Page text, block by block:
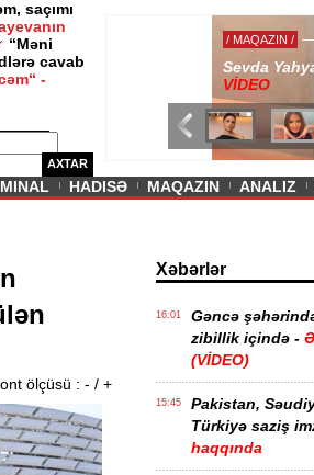
saçımı
“Məni
cavab
-
AXTAR
— 11 İyul 2026
Sevda Yahyayevanın
HADISƏ MAQAZIN ANALIZ
ölçüsü : - / +
Xəbərlər
16:01
Gəncə
zibillik içində -
(VİDEO)
15:45
Pakistan,
Türkiyə saziş
haqqında